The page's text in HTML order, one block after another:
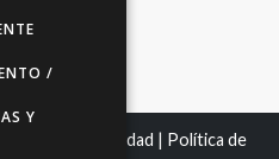
Política de Privacidad | Política de
/
Y